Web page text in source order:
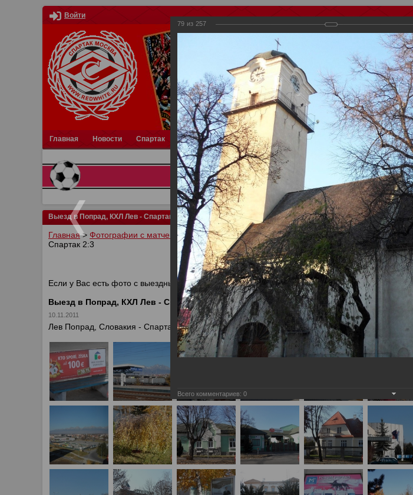
Войти
Главная Новости Спартак Турниры Фотки Отчеты Видео Фанату Стадионы
Выезд в Попрад, КХЛ Лев - Спартак 2:3
Главная> Фотографии с матчей Спартака, Сборной Росиии>Фотографии с выездных игр
Спартак 2:3
Уважаемые посетители нашего
Если у Вас есть фото с выездных игр Спартака, высылайте нам на почту, мы обязательно
Выезд в Попрад, КХЛ Лев - Спартак 2:3
10.11.2011
Лев Попрад, Словакия - Спартак Москва 2:3 г. Попрад, и г. Кошице (Словакия)
79 из 257
Всего комментариев: 0